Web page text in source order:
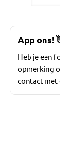
App ons!
Heb je een
opmerking
contact met